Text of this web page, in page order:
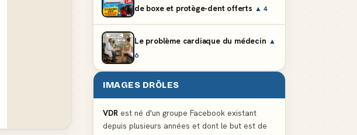
de boxe et protège-dent offerts ▲ 4
Le problème cardiaque du médecin ▲
6
IMAGES DRÔLES
VDR est né d'un groupe Facebook existant
depuis plusieurs années et dont le but est de